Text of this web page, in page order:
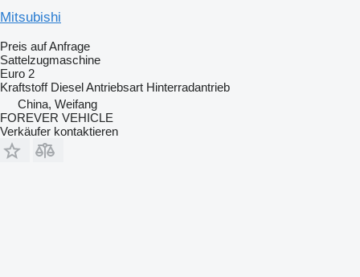
Mitsubishi
Preis auf Anfrage
Sattelzugmaschine
Euro 2
Kraftstoff DieselAntriebsart Hinterradantrieb
China, Weifang
FOREVER VEHICLE
Verkäufer kontaktieren